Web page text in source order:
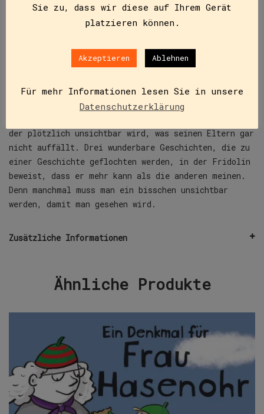
Beschreibung
Ein Schwein, das merkt, dass der vermeintliche
Ausflug eine Fahrt zum Schlachthof ist, eine
der plötzlich unsichtbar wird, was seinen Eltern gar
nicht auffällt. Drei wunderbare Geschichten, die zu
einer Geschichte geflochten werden, in der Fridolin
beweist, dass er mehr kann als die anderen meinen.
Denn manchmal muss man ein bisschen unsichtbar
werden, damit man gesehen wird.
Zusätzliche Informationen
Ähnliche Produkte
Sie zu, dass wir diese auf Ihrem Gerät
platzieren können.
Akzeptieren Ablehnen
Für mehr Informationen lesen Sie in unsere
Datenschutzerklärung